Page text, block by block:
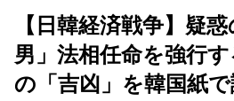
【日韓経済戦争】疑
男」法相任命を強行
の「吉凶」を韓国紙で